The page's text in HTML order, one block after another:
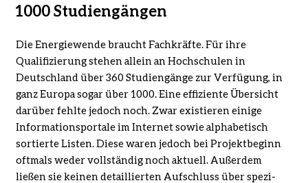
1000 Studiengängen
Die Energiewende braucht Fachkräfte. Für ihre
Qualifizierung stehen allein an Hochschulen in
Deutschland über 360 Studiengänge zur Verfügung, in
ganz Europa sogar über 1000. Eine effiziente Übersicht
darüber fehlte jedoch noch. Zwar existieren einige
Informationsportale im Internet sowie alphabetisch
sortierte Listen. Diese waren jedoch bei Projektbeginn
oftmals weder vollständig noch aktuell. Außerdem
ließen sie keinen detaillierten Aufschluss über spezi­